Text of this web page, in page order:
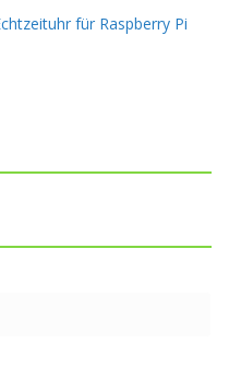
für Raspberry Pi